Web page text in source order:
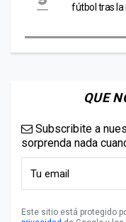
fútbol tras la
QUE
Subscribite a
sorprenda nada
Este sitio está protegido